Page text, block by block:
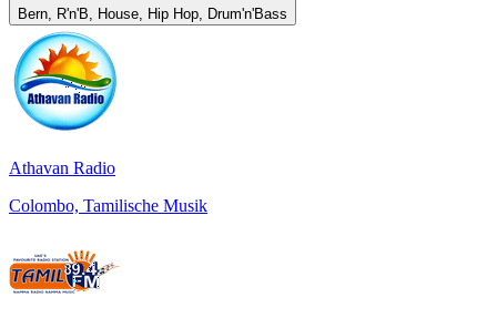
Bern, R'n'B, House, Hip Hop, Drum'n'Bass
Athavan Radio
Colombo, Tamilische Musik